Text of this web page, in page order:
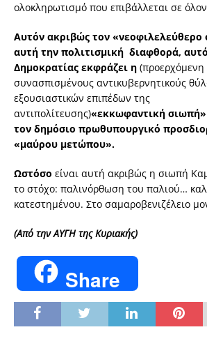
ολοκληρωτισμό που επιβάλλεται σε
Αυτόν ακριβώς τον
αυτή την πολιτισμική διαφθορά,
Δημοκρατίας εκφράζει η
συνασπισμένους αντικυβερνητικούς
εξουσιαστικών επιπέδων της
αντιπολίτευσης)«εκκωφαντική
τον δημόσιο πρωθυπουργικό
«μαύρου μετώπου».
Ωστόσο είναι αυτή ακριβώς η σιωπή
το στόχο: παλινόρθωση του παλιού…
κατεστημένου. Στο σαμαροβενιζέλειο
(Από την ΑΥΓΗ της Κυριακής)
Share